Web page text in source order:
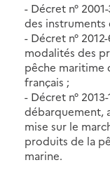
- Décret n°
des instruments
- Décret n°
modalités des
pêche maritime
français ;
- Décret n°
débarquement,
mise sur le
produits de la
marine.